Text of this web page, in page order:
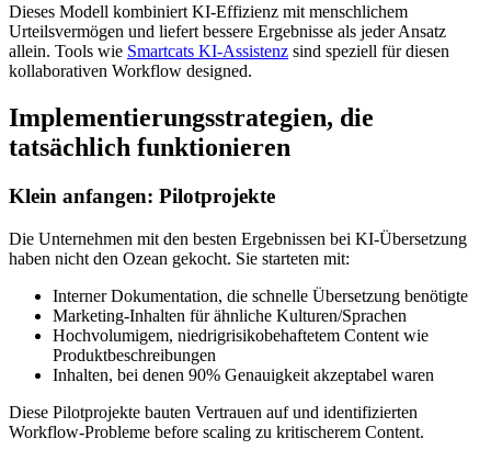
Dieses Modell kombiniert KI-Effizienz mit menschlichem
Urteilsvermögen und liefert bessere Ergebnisse als jeder Ansatz
allein. Tools wie Smartcats KI-Assistenz sind speziell für diesen
kollaborativen Workflow designed.
Implementierungsstrategien, die
tatsächlich funktionieren
Klein anfangen: Pilotprojekte
Die Unternehmen mit den besten Ergebnissen bei KI-Übersetzung
haben nicht den Ozean gekocht. Sie starteten mit:
Interner Dokumentation, die schnelle Übersetzung benötigte
Marketing-Inhalten für ähnliche Kulturen/Sprachen
Hochvolumigem, niedrigrisikobehaftetem Content wie
Produktbeschreibungen
Inhalten, bei denen 90% Genauigkeit akzeptabel waren
Diese Pilotprojekte bauten Vertrauen auf und identifizierten
Workflow-Probleme before scaling zu kritischerem Content.